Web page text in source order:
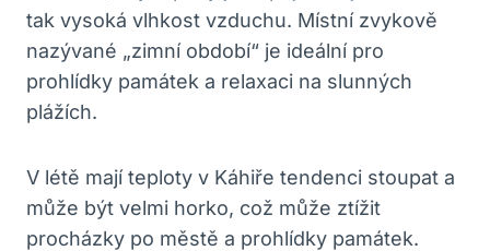
tak vysoká vlhkost vzduchu. Místní zvykově
nazývané „zimní období“ je ideální pro
prohlídky památek a relaxaci na slunných
plážích.
V létě mají teploty v Káhiře tendenci stoupat a
může být velmi horko, což může ztížit
procházky po městě a prohlídky památek.